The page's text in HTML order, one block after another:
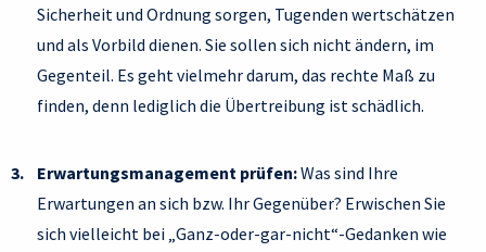
Sicherheit und Ordnung sorgen, Tugenden wertschätzen
und als Vorbild dienen. Sie sollen sich nicht ändern, im
Gegenteil. Es geht vielmehr darum, das rechte Maß zu
finden, denn lediglich die Übertreibung ist schädlich.
Erwartungsmanagement prüfen:Was sind Ihre
Erwartungen an sich bzw. Ihr Gegenüber? Erwischen Sie
sich vielleicht bei „Ganz-oder-gar-nicht“-Gedanken wie